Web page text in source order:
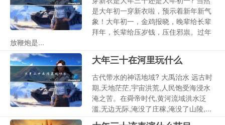
是大年初一穿新衣啦，预示着新年新气
象！大年初一，金鸡报晓，晚辈给长辈
拜年，长辈给压岁钱，压住邪祟。过年
放鞭炮是...
大年三十在河里玩什么
古代带水的神话地域? 大禹治水 远古时
期,天地茫茫,宇宙洪荒,人民饱受海浸水
淹之苦。在舜帝时代,黄河流域洪水泛
滥,无边无际,淹没了庄稼,淹没了山陵,...